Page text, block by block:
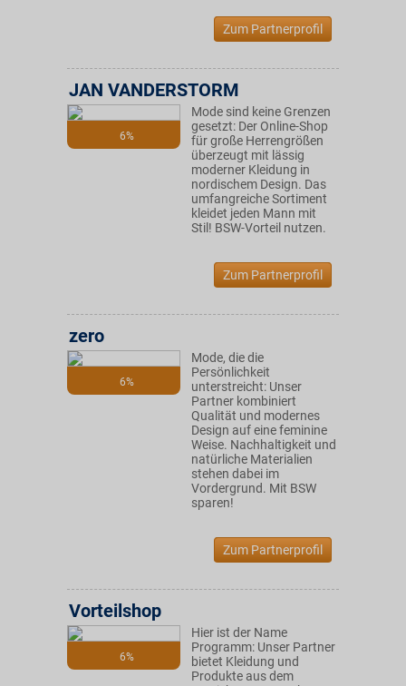
Zum Partnerprofil
6%
JAN VANDERSTORM
Mode sind keine Grenzen
gesetzt: Der Online-Shop
für große Herrengrößen
überzeugt mit lässig
moderner Kleidung in
nordischem Design. Das
umfangreiche Sortiment
kleidet jeden Mann mit
Stil! BSW-Vorteil nutzen.
Zum Partnerprofil
6%
zero
Mode, die die
Persönlichkeit
unterstreicht: Unser
Partner kombiniert
Qualität und modernes
Design auf eine feminine
Weise. Nachhaltigkeit und
natürliche Materialien
stehen dabei im
Vordergrund. Mit BSW
sparen!
Zum Partnerprofil
6%
Vorteilshop
Hier ist der Name
Programm: Unser Partner
bietet Kleidung und
Produkte aus dem